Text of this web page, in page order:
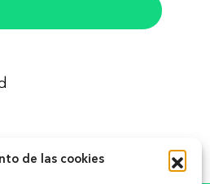
de las cookies